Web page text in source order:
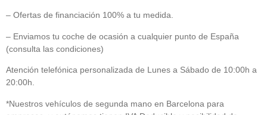
– Ofertas de financiación 100% a tu medida.
– Enviamos tu coche de ocasión a cualquier punto de España
(consulta las condiciones)
Atención telefónica personalizada de Lunes a Sábado de 10:00h a
20:00h.
*Nuestros vehículos de segunda mano en Barcelona para